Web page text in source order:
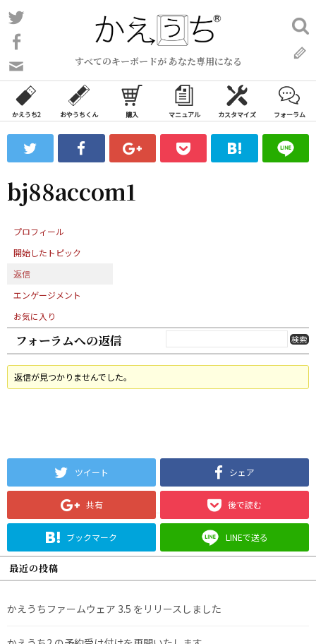
コ
ン
ン
ツ
ス
ッ
プ
すべてのキーボードが あなた専用になる
い
合
わ
フ
ォ
ム
検
索:
かえうち2 おやうちくん 購入 マニュアル カスタマイズ フォーラム
bj88accom1
プロフィール
開始したトピック
返信
エンゲージメント
お気に入り
フォーラムへの返信
返信が見つかりませんでした。
ツイート シェア
共有 後で読む
ブックマーク LINEで送る
最近の投稿
かえうちファームウェア 3.5 をリリースしました